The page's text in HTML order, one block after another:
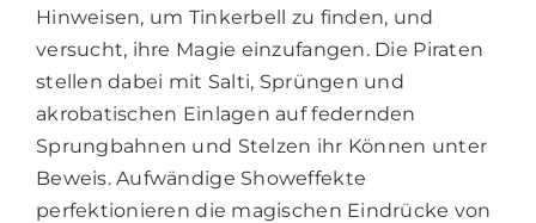
Hinweisen, um Tinkerbell zu finden, und
versucht, ihre Magie einzufangen. Die Piraten
stellen dabei mit Salti, Sprüngen und
akrobatischen Einlagen auf federnden
Sprungbahnen und Stelzen ihr Können unter
Beweis. Aufwändige Showeffekte
perfektionieren die magischen Eindrücke von